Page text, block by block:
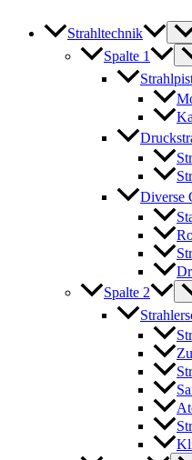
Strahltechnik
Spalte 1
Diverse
Spalte 2